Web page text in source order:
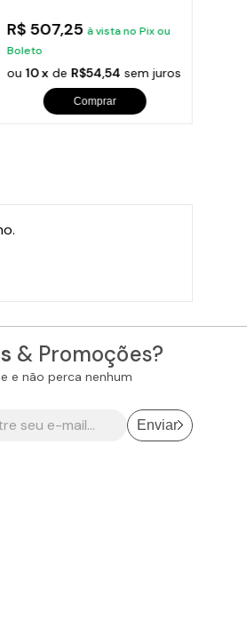
R$ 507,25 à vista no Pix ou
Boleto
ou10 x de R$54,54 sem juros
Comprar
& Promoções?
e não perca nenhum
Enviar